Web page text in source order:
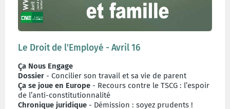
Le Droit de l'Employé - Avril 16
Ça Nous Engage
Dossier - Concilier son travail et sa vie de parent
Ça se joue en Europe - Recours contre le TSCG : l’espoir
de l’anti-constitutionnalité
Chronique juridique - Démission : soyez prudents !